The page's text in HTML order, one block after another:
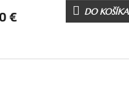
€ DO KOŠÍKA